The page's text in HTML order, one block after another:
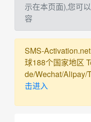
示在本页面),您可
容
SMS-
球188个国家地区
de/Wechat/Alipay/
击进入